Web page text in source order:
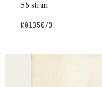
56 stran
k01350/0